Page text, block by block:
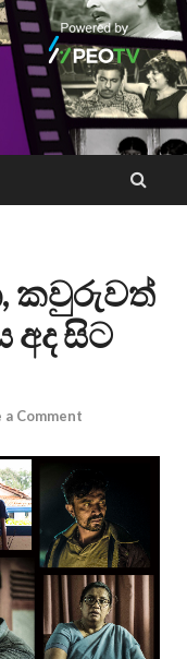
කවුරුවත්
අද සිට
a Comment